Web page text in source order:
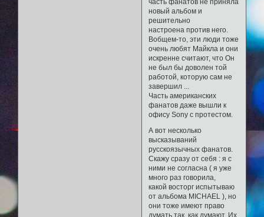
новый альбом и
решительно
настроена против него.
Вобщем-то, эти люди тоже
очень любят Майкла и они
искренне считают, что Он
не был бы доволен той
работой, которую сам не
завершил ...
Часть американских
фанатов даже вышли к
офису Sony с протестом
А вот несколько
высказываний
русскоязычных фанатов.
Скажу сразу от себя : я с
ними не согласна ( я уже
много раз говорила,
какой восторг испытываю
от альбома MICHAEL ), но
они тоже имеют право
думать так, как думают. Их